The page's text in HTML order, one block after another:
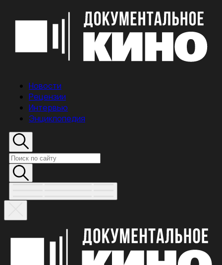
Новости
Рецензии
Интервью
Энциклопедия